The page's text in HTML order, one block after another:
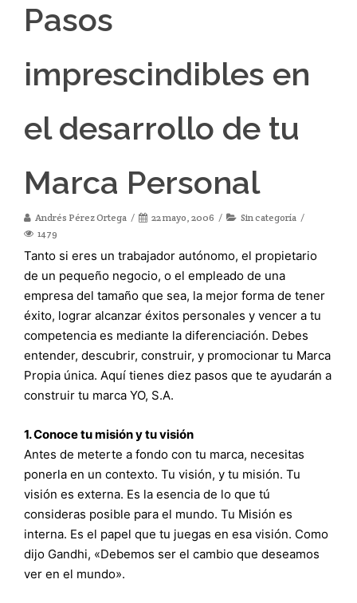
Pasos
imprescindibles en
el desarrollo de tu
Marca Personal
Andrés Pérez Ortega 22 mayo, 2006
Sin categoría
1479
Tanto si eres un trabajador autónomo, el propietario
de un pequeño negocio, o el empleado de una
empresa del tamaño que sea, la mejor forma de tener
éxito, lograr alcanzar éxitos personales y vencer a tu
competencia es mediante la diferenciación. Debes
entender, descubrir, construir, y promocionar tu Marca
Propia única. Aquí tienes diez pasos que te ayudarán a
construir tu marca YO, S.A.
1. Conoce tu misión y tu visión
Antes de meterte a fondo con tu marca, necesitas
ponerla en un contexto. Tu visión, y tu misión. Tu
visión es externa. Es la esencia de lo que tú
consideras posible para el mundo. Tu Misión es
interna. Es el papel que tu juegas en esa visión. Como
dijo Gandhi, «Debemos ser el cambio que deseamos
ver en el mundo».